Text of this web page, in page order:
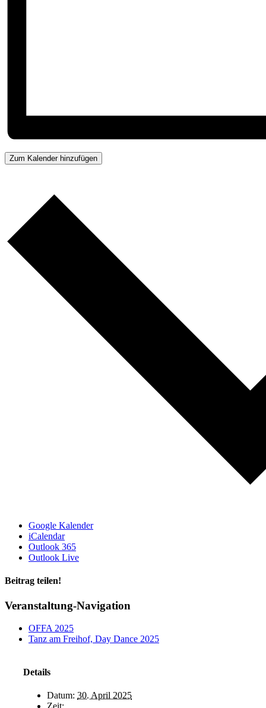
Zum Kalender hinzufügen
Google Kalender
iCalendar
Outlook 365
Outlook Live
Beitrag teilen!
Facebook
LinkedIn
WhatsApp
E-
Veranstaltung-Navigation
OFFA 2025
Tanz am Freihof, Day Dance 2025
Details
Datum: 30. April 2025
Zeit: